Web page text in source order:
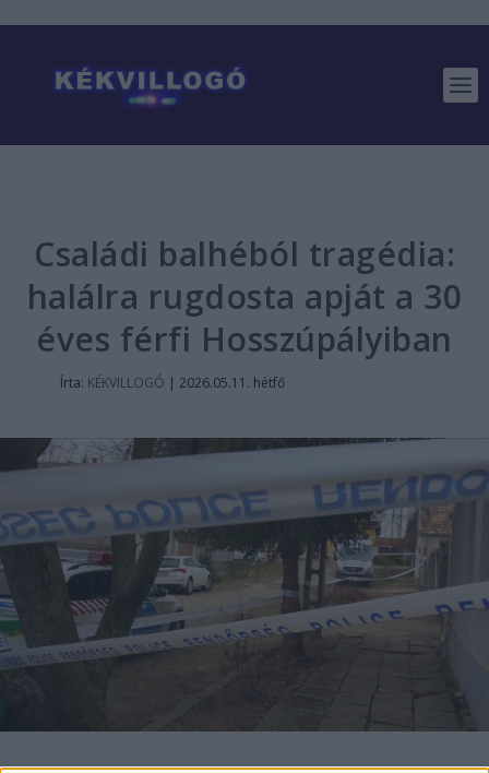
Családi balhéból tragédia:
halálra rugdosta apját a 30
éves férfi Hosszúpályiban
Írta: KÉKVILLOGÓ | 2026.05.11. hétfő